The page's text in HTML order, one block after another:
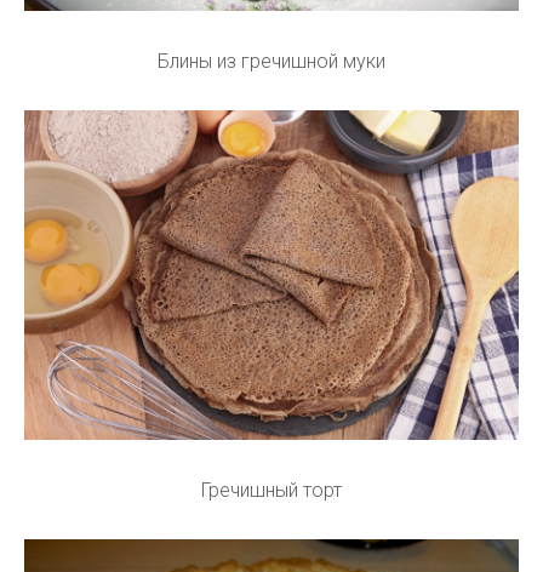
Блины из гречишной муки
Гречишный торт